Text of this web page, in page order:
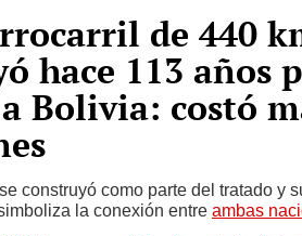
de 440
hace 113 años
Bolivia: costó
construyó como parte del tratado y
la conexión entre ambas